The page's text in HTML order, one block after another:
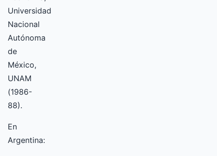
Universidad
Nacional
Autónoma
de
México,
UNAM
(1986-
88).
En
Argentina: